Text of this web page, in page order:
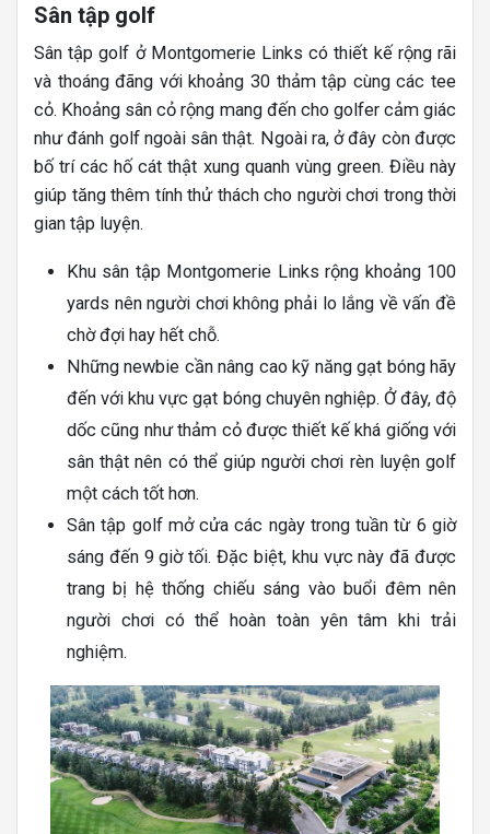
Sân tập golf
Sân tập golf ở Montgomerie Links có thiết kế rộng rãi
và thoáng đãng với khoảng 30 thảm tập cùng các tee
cỏ. Khoảng sân cỏ rộng mang đến cho golfer cảm giác
như đánh golf ngoài sân thật. Ngoài ra, ở đây còn được
bố trí các hố cát thật xung quanh vùng green. Điều này
giúp tăng thêm tính thử thách cho người chơi trong thời
gian tập luyện.
Khu sân tập Montgomerie Links rộng khoảng 100
yards nên người chơi không phải lo lắng về vấn đề
chờ đợi hay hết chỗ.
Những newbie cần nâng cao kỹ năng gạt bóng hãy
đến với khu vực gạt bóng chuyên nghiệp. Ở đây, độ
dốc cũng như thảm cỏ được thiết kế khá giống với
sân thật nên có thể giúp người chơi rèn luyện golf
một cách tốt hơn.
Sân tập golf mở cửa các ngày trong tuần từ 6 giờ
sáng đến 9 giờ tối. Đặc biệt, khu vực này đã được
trang bị hệ thống chiếu sáng vào buổi đêm nên
người chơi có thể hoàn toàn yên tâm khi trải
nghiệm.